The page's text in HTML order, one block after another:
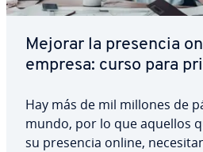
Mejorar la presencia
empresa: curso para
Hay más de mil millones de
mundo, por lo que aquellos
su presencia online,